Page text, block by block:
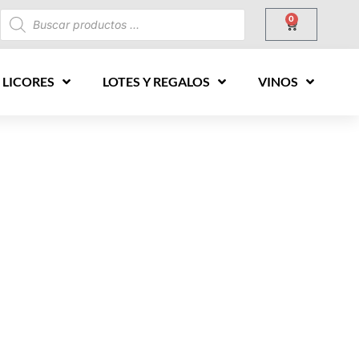
0
LOTES Y REGALOS VINOS